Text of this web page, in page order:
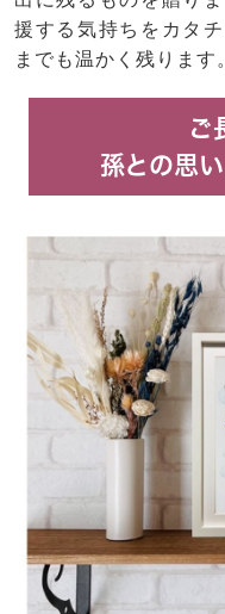
援する気持ちをカタ
までも温かく残ります
ご
孫との思